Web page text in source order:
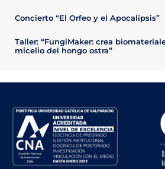
Concierto “El Orfeo y el Apocalipsis”
Taller: “FungiMaker: crea
micelio del hongo ostra”